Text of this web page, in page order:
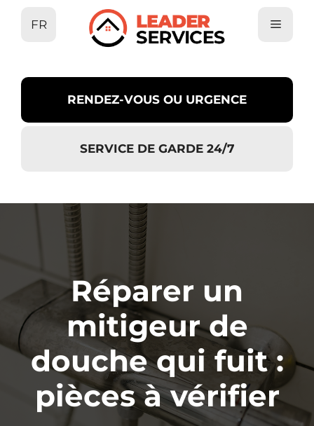
FR
RENDEZ-VOUS OU URGENCE
SERVICE DE GARDE 24/7
Réparer un
mitigeur de
douche qui fuit :
pièces à vérifier